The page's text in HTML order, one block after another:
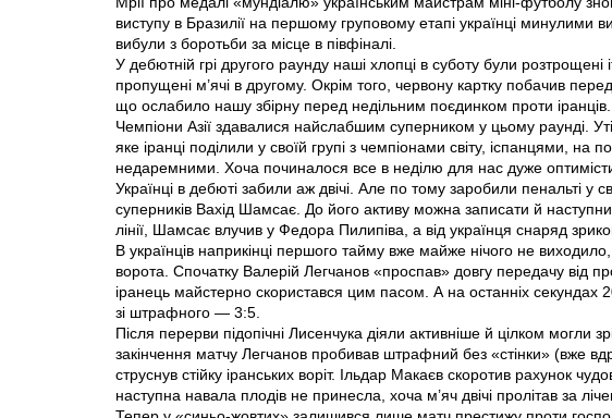
виступу в Бразилії на першому груповому етапі українці минулими
вибули з боротьби за місце в півфіналі.
У дебютній грі другого раунду наші хлопці в суботу були
пропущені м’ячі в другому. Окрім того, червону картку побачив
що ослабило нашу збірну перед недільним поєдинком проти іранців.
Чемпіони Азії здавалися найслабшим суперником у цьому раунді.
яке іранці поділили у своїй групі з чемпіонами світу, іспанцями, на
недаремними. Хоча починалося все в неділю для нас дуже
Українці в дебюті забили аж двічі. Але по тому заробили пенальті у
суперників Вахід Шамсає. До його активу можна записати й
лінії, Шамсає влучив у Федора Пилипіва, а від українця снаряд
В українців наприкінці першого тайму вже майже нічого не
ворота. Спочатку Валерій Легчанов «проспав» довгу передачу від
іранець майстерно скористався цим пасом. А на останніх
зі штрафного — 3:5.
Після перерви підопічні Лисенчука діяли активніше й цілком могли
закінчення матчу Легчанов пробивав штрафний без «стінки» (вже
струснув стійку іранських воріт. Ільдар Макаєв скоротив рахунок
наступна навала плодів не принесла, хоча м’яч двічі пролітав за